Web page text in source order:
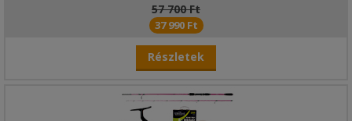
57 700 Ft
37 990 Ft
Részletek